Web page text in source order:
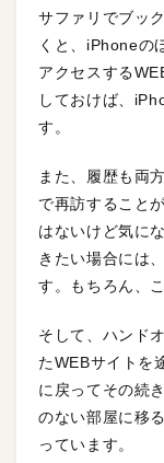
サファリでブッ
くと、iPhoneの
アクセスする
しておけば、
す。
また、履歴も両
で再訪すること
はないけど気に
きたい場合には
す。もちろん、
そして、ハンド
たWEBサイトを
に戻ってその続
のない部屋に移
っています。